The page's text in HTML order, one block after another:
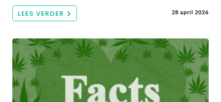
LEES VERDER 28 april 2026